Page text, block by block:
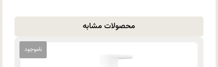
محصولات مشابه